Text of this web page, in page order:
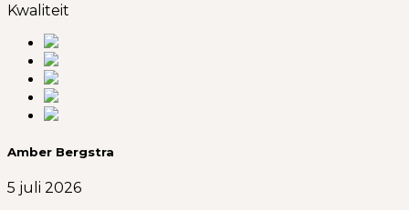
Kwaliteit
Amber Bergstra
5 juli 2026